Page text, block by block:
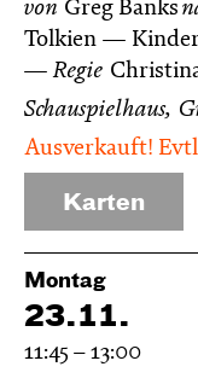
von Greg Banks
Tolkien
Regie
Schauspielhaus,
Ausverkauft!
Karten
Montag
23.11.
11:45 – 13:00